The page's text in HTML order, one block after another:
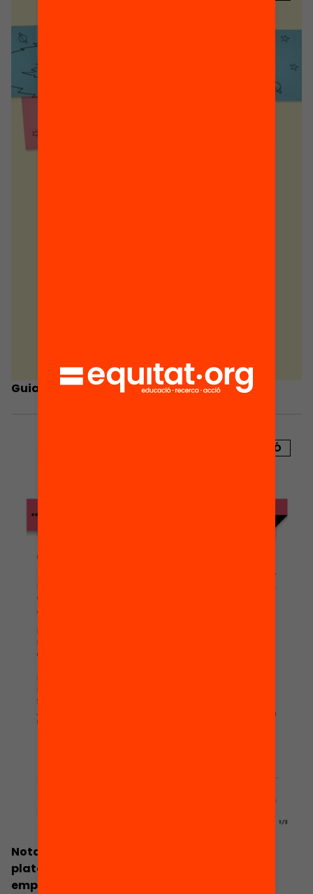
Guia Crowdfunding Educatiu
PUBLICACIÓ
Nota de premsa: Neix Fem Educació, una
plataforma de micromecenatge per
emprenedors amb projectes d’innovació